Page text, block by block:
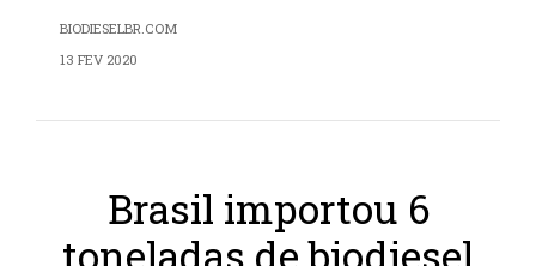
BIODIESELBR.COM
13 FEV 2020
Brasil importou 6